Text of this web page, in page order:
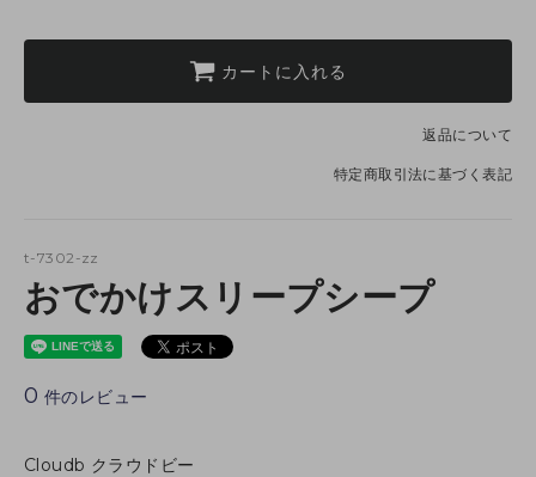
カートに入れる
返品について
特定商取引法に基づく表記
t-7302-zz
おでかけスリープシープ
0 件のレビュー
Cloudb クラウドビー